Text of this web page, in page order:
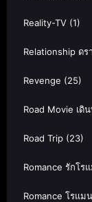
Reality-TV (1)
Relationship ด
Revenge (25)
Road Movie เดิ
Road Trip (23)
Romance รักโร
Romance โรแม